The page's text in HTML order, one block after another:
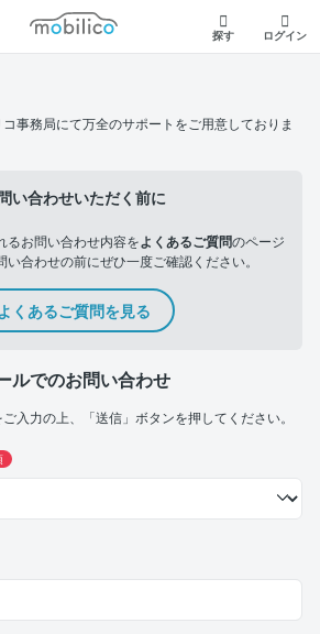
モビリコ
探す ログイン
事務局にて万全のサポートをご用意しておりま
い合わせいただく前に
るお問い合わせ内容をよくあるご質問のページ
合わせの前にぜひ一度ご確認ください。
くあるご質問を見る
ルでのお問い合わせ
入力の上、「送信」ボタンを押してください。